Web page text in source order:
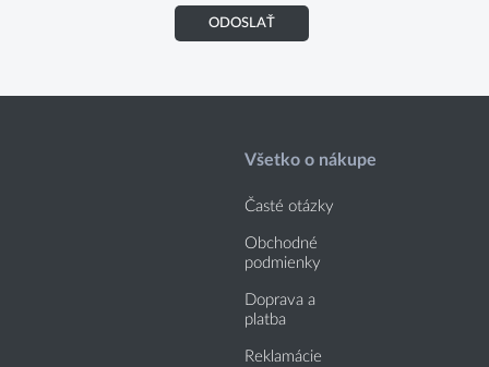
ODOSLAŤ
Všetko o nákupe
Časté otázky
Obchodné
podmienky
Doprava a
platba
Reklamácie